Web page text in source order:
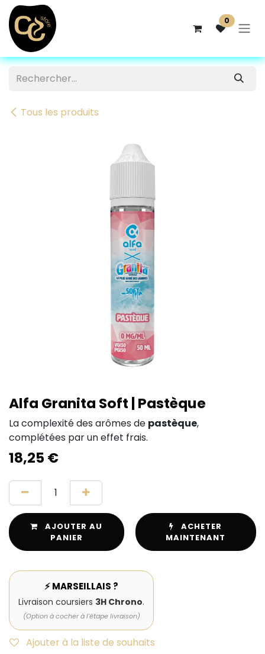
Se rendre au contenu
0
Tous les produits
Alfa Granita Soft | Pastèque
La complexité des arômes de pastèque,
complétées par un effet frais.
18,25 €
AJOUTER AU
PANIER
ACHETER
MAINTENANT
⚡ MARSEILLAIS ?
Livraison coursiers 3H Chrono.
(Option à cocher à l'étape livraison)
Ajouter à la liste de souhaits